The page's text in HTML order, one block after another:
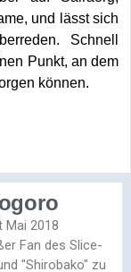
und lässt sich
Schnell
Punkt, an dem
können.
Mai 2018
Fan des Slice-
"Shirobako" zu